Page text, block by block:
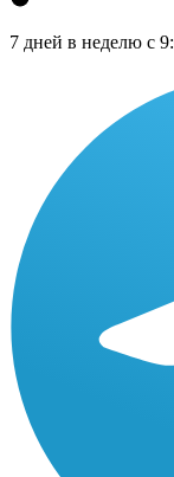
7 дней в неделю с